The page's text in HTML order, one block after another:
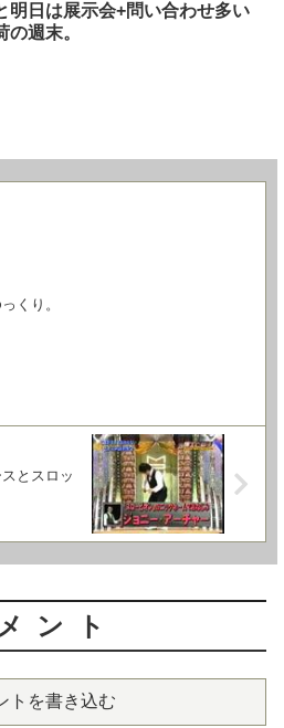
明日は展示会+問い合わせ多い
の週末。
くり。
とスロッ
ント
トを書き込む